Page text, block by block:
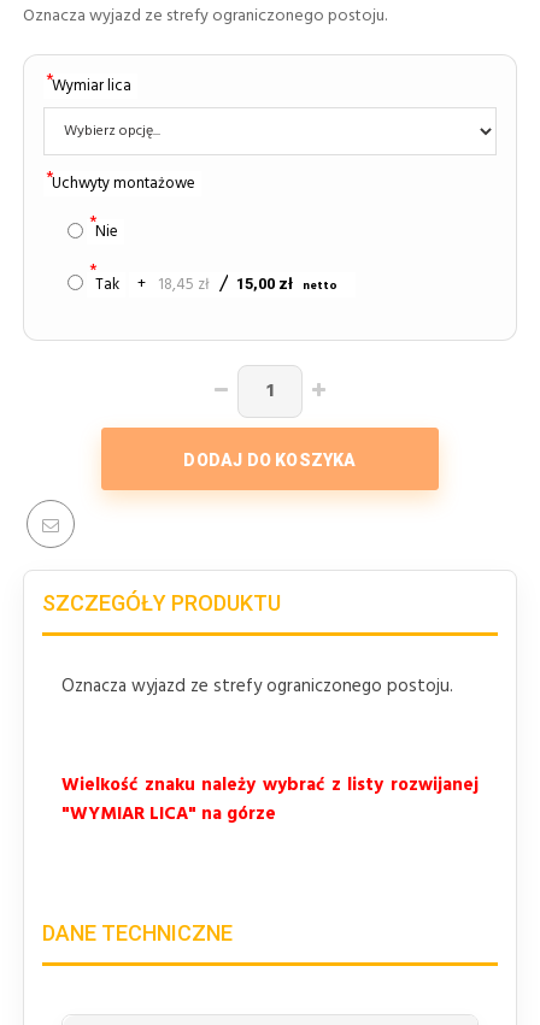
Oznacza wyjazd ze strefy ograniczonego postoju.
Wymiar lica
Uchwyty montażowe
Nie
Tak + 18,45 zł 15,00 zł
DODAJ DO KOSZYKA
SZCZEGÓŁY PRODUKTU
Oznacza wyjazd ze strefy ograniczonego postoju.
Wielkość znaku należy wybrać z listy rozwijanej
"WYMIAR LICA" na górze
DANE TECHNICZNE